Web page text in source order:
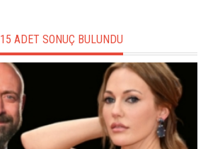
15 ADET SONUÇ BULUNDU